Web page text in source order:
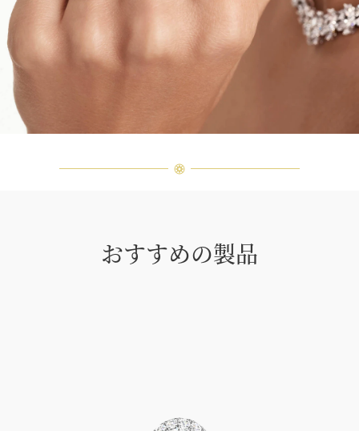
おすすめの製品